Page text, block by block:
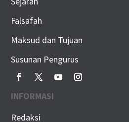
Falsafah
Maksud dan Tujuan
Susunan Pengurus
INFORMASI
Redaksi